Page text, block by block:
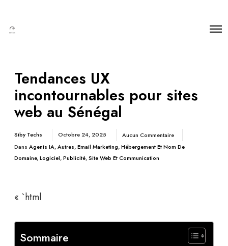
Tendances UX
incontournables pour sites
web au Sénégal
Siby Techs Octobre 24, 2025
Aucun Commentaire
Dans Agents IA,Autres,Email Marketing,Hébergement Et Nom De
Domaine,Logiciel,Publicité,Site Web Et Communication
« `html
Sommaire